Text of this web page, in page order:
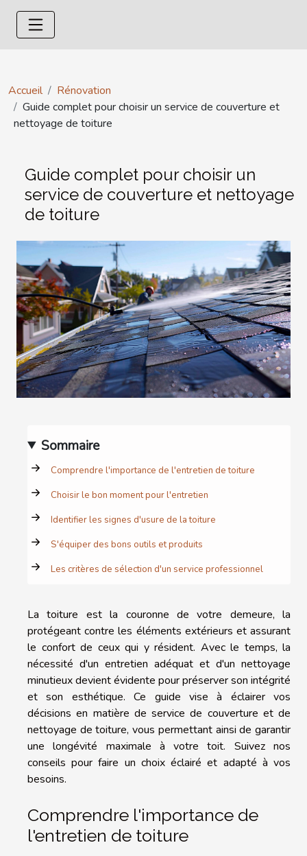
Accueil
Rénovation
Guide complet pour choisir un service de couverture et
nettoyage de toiture
Guide complet pour choisir un
service de couverture et nettoyage
de toiture
Sommaire
Comprendre l'importance de l'entretien de toiture
Choisir le bon moment pour l'entretien
Identifier les signes d'usure de la toiture
S'équiper des bons outils et produits
Les critères de sélection d'un service professionnel
La toiture est la couronne de votre demeure, la
protégeant contre les éléments extérieurs et assurant
le confort de ceux qui y résident. Avec le temps, la
nécessité d'un entretien adéquat et d'un nettoyage
minutieux devient évidente pour préserver son intégrité
et son esthétique. Ce guide vise à éclairer vos
décisions en matière de service de couverture et de
nettoyage de toiture, vous permettant ainsi de garantir
une longévité maximale à votre toit. Suivez nos
conseils pour faire un choix éclairé et adapté à vos
besoins.
Comprendre l'importance de
l'entretien de toiture